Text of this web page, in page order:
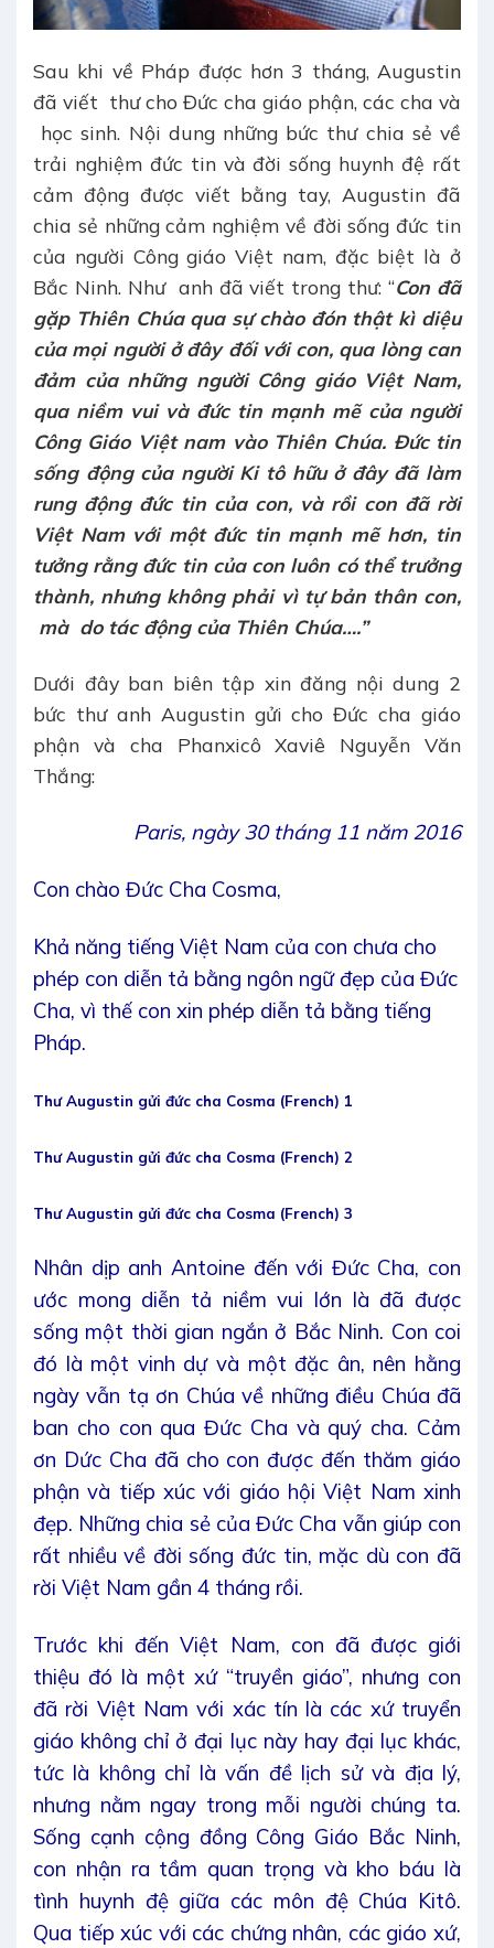
Sau khi về Pháp được hơn 3 tháng, Augustin
đã viết thư cho Đức cha giáo phận, các cha và
học sinh. Nội dung những bức thư chia sẻ về
trải nghiệm đức tin và đời sống huynh đệ rất
cảm động được viết bằng tay, Augustin đã
chia sẻ những cảm nghiệm về đời sống đức tin
của người Công giáo Việt nam, đặc biệt là ở
Bắc Ninh. Như anh đã viết trong thư: “Con đã
gặp Thiên Chúa qua sự chào đón thật kì diệu
của mọi người ở đây đối với con, qua lòng can
đảm của những người Công giáo Việt Nam,
qua niềm vui và đức tin mạnh mẽ của người
Công Giáo Việt nam vào Thiên Chúa. Đức tin
sống động của người Ki tô hữu ở đây đã làm
rung động đức tin của con, và rồi con đã rời
Việt Nam với một đức tin mạnh mẽ hơn, tin
tưởng rằng đức tin của con luôn có thể trưởng
thành, nhưng không phải vì tự bản thân con,
mà do tác động của Thiên Chúa….”
Dưới đây ban biên tập xin đăng nội dung 2
bức thư anh Augustin gửi cho Đức cha giáo
phận và cha Phanxicô Xaviê Nguyễn Văn
Thắng:
Paris, ngày 30 tháng 11 năm 2016
Con chào Đức Cha Cosma,
Khả năng tiếng Việt Nam của con chưa cho
phép con diễn tả bằng ngôn ngữ đẹp của Đức
Cha, vì thế con xin phép diễn tả bằng tiếng
Pháp.
Thư Augustin gửi đức cha Cosma (French) 1
Thư Augustin gửi đức cha Cosma (French) 2
Thư Augustin gửi đức cha Cosma (French) 3
Nhân dịp anh Antoine đến với Đức Cha, con
ước mong diễn tả niềm vui lớn là đã được
sống một thời gian ngắn ở Bắc Ninh. Con coi
đó là một vinh dự và một đặc ân, nên hằng
ngày vẫn tạ ơn Chúa về những điều Chúa đã
ban cho con qua Đức Cha và quý cha. Cảm
ơn Dức Cha đã cho con được đến thăm giáo
phận và tiếp xúc với giáo hội Việt Nam xinh
đẹp. Những chia sẻ của Đức Cha vẫn giúp con
rất nhiều về đời sống đức tin, mặc dù con đã
rời Việt Nam gần 4 tháng rồi.
Trước khi đến Việt Nam, con đã được giới
thiệu đó là một xứ “truyền giáo”, nhưng con
đã rời Việt Nam với xác tín là các xứ truyển
giáo không chỉ ở đại lục này hay đại lục khác,
tức là không chỉ là vấn đề lịch sử và địa lý,
nhưng nằm ngay trong mỗi người chúng ta.
Sống cạnh cộng đồng Công Giáo Bắc Ninh,
con nhận ra tầm quan trọng và kho báu là
tình huynh đệ giữa các môn đệ Chúa Kitô.
Qua tiếp xúc với các chứng nhân, các giáo xứ,